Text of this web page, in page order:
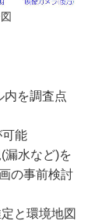
内を調査点
能
(漏水など)を
の事前検討
と環境地図